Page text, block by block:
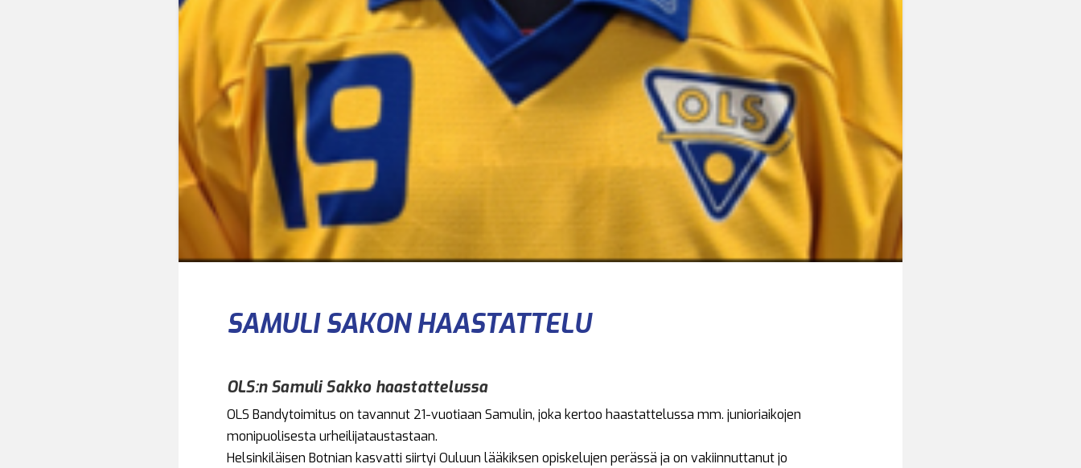
SAMULI SAKON HAASTATTELU
OLS:n Samuli Sakko haastattelussa
OLS Bandytoimitus on tavannut 21-vuotiaan Samulin, joka kertoo haastattelussa mm. junioriaikojen
monipuolisesta urheilijataustastaan.
Helsinkiläisen Botnian kasvatti siirtyi Ouluun lääkiksen opiskelujen perässä ja on vakiinnuttanut jo